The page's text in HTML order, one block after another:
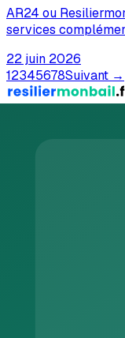
AR24 ou
services
22 juin 2026
12345678Suivant →